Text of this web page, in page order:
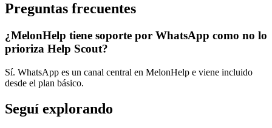
Preguntas frecuentes
¿MelonHelp tiene soporte por WhatsApp como no lo
prioriza Help Scout?
Sí. WhatsApp es un canal central en MelonHelp e viene incluido
desde el plan básico.
Seguí explorando